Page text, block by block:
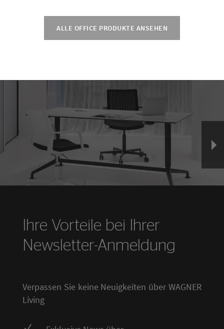
ALLE OFFICE PRODUKTE ANSEHEN
Ihre Vorteile bei Ihrer
Newsletter-Anmeldung
Verpassen Sie keine Neuigkeiten über WAGNER
Living